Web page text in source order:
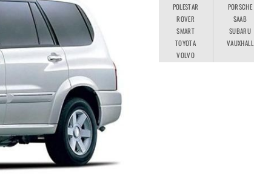
POLESTAR
PORSCHE
ROVER
SAAB
SMART
SUBARU
TOYOTA
VAUXHALL
VOLVO